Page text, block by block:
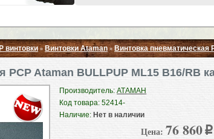
Свернуть ▲
винтовки»Винтовки Ataman» Винтовка пневматическая
PCP Ataman BULLPUP ML15 B16/RB
Производитель: АТАМАН
Код товара: 52414-
Наличие: Нет в наличии
Цена: 76 860 p